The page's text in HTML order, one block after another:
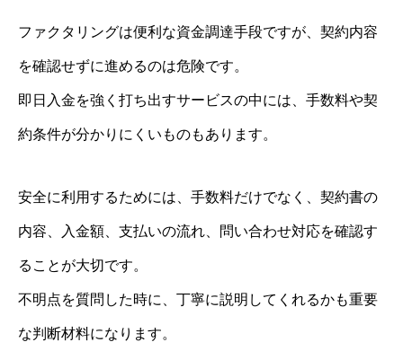
ファクタリングは便利な資金調達手段ですが、契約内容
を確認せずに進めるのは危険です。
即日入金を強く打ち出すサービスの中には、手数料や契
約条件が分かりにくいものもあります。
安全に利用するためには、手数料だけでなく、契約書の
内容、入金額、支払いの流れ、問い合わせ対応を確認す
ることが大切です。
不明点を質問した時に、丁寧に説明してくれるかも重要
な判断材料になります。